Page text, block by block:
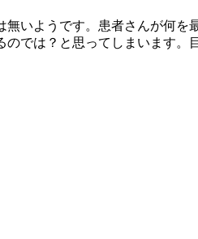
いようです。患者さんが何
では？と思ってしまいます。